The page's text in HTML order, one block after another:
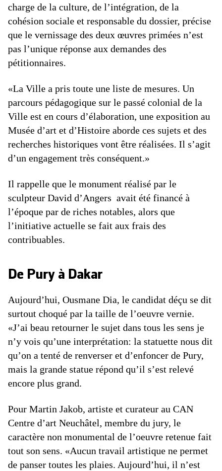
charge de la culture, de l’intégration, de la
cohésion sociale et responsable du dossier, précise
que le vernissage des deux œuvres primées n’est
pas l’unique réponse aux demandes des
pétitionnaires.
«La Ville a pris toute une liste de mesures. Un
parcours pédagogique sur le passé colonial de la
Ville est en cours d’élaboration, une exposition au
Musée d’art et d’Histoire aborde ces sujets et des
recherches historiques vont être réalisées. Il s’agit
d’un engagement très conséquent.»
Il rappelle que le monument réalisé par le
sculpteur David d’Angers avait été financé à
l’époque par de riches notables, alors que
l’initiative actuelle se fait aux frais des
contribuables.
De Pury à Dakar
Aujourd’hui, Ousmane Dia, le candidat déçu se dit
surtout choqué par la taille de l’oeuvre vernie.
«J’ai beau retourner le sujet dans tous les sens je
n’y vois qu’une interprétation: la statuette nous dit
qu’on a tenté de renverser et d’enfoncer de Pury,
mais la grande statue répond qu’il s’est relevé
encore plus grand.
Pour Martin Jakob, artiste et curateur au CAN
Centre d’art Neuchâtel, membre du jury, le
caractère non monumental de l’oeuvre retenue fait
tout son sens. «Aucun travail artistique ne permet
de panser toutes les plaies. Aujourd’hui, il n’est